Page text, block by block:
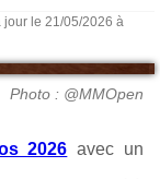
jour le 21/05/2026 à
Photo : @MMOpen
2026 avec un